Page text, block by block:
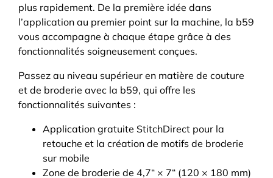
plus rapidement. De la première idée dans
l’application au premier point sur la machine, la b59
vous accompagne à chaque étape grâce à des
fonctionnalités soigneusement conçues.
Passez au niveau supérieur en matière de couture
et de broderie avec la b59, qui offre les
fonctionnalités suivantes :
Application gratuite StitchDirect pour la
retouche et la création de motifs de broderie
sur mobile
Zone de broderie de 4,7“ × 7“ (120 × 180 mm)